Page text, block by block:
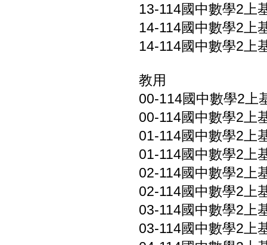
13-114國中數學2上
14-114國中數學2上
14-114國中數學2上
教用
00-114國中數學2上
00-114國中數學2上
01-114國中數學2上
01-114國中數學2上
02-114國中數學2上
02-114國中數學2上
03-114國中數學2上
03-114國中數學2上